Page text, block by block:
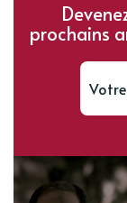
prochains